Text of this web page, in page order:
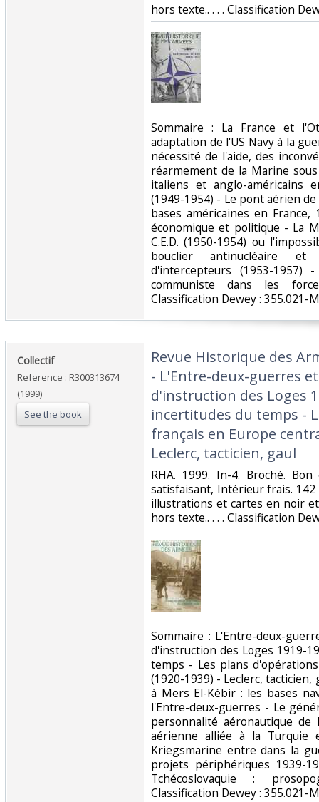
hors texte.. . . . Classification
‎Sommaire : La France et
adaptation de l'US Navy à la
nécessité de l'aide, des
réarmement de la Marine
italiens et anglo-américains
(1949-1954) - Le pont aérien
bases américaines en
économique et politique - La
C.E.D. (1950-1954) ou
bouclier antinucléaire
d'intercepteurs (1953-1957)
communiste dans les
Classification Dewey : 355.021-
‎Collectif‎
Reference : R300313674
(1999)
See the book
‎Revue Historique des
- L'Entre-deux-guerres
d'instruction des Loges
incertitudes du temps -
français en Europe
Leclerc, tacticien, gaul‎
‎RHA. 1999. In-4. Broché.
satisfaisant, Intérieur frais.
illustrations et cartes en noir
hors texte.. . . . Classification
‎Sommaire : L'Entre-deux-
d'instruction des Loges 1919-
temps - Les plans
(1920-1939) - Leclerc,
à Mers El-Kébir : les bases
l'Entre-deux-guerres - Le
personnalité aéronautique de
aérienne alliée à la
Kriegsmarine entre dans la
projets périphériques 1939-
Tchécoslovaquie :
Classification Dewey : 355.021-